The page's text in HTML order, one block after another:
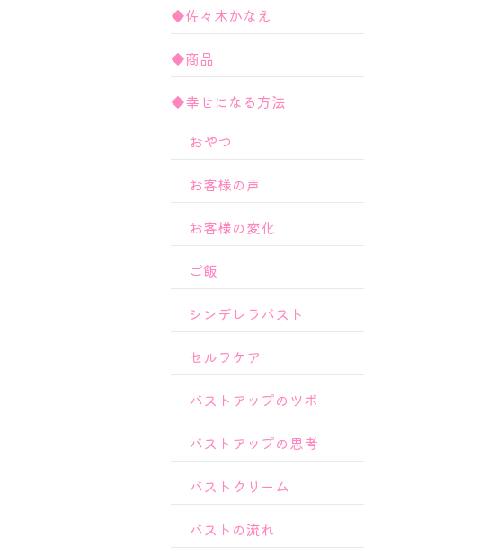
◆佐々木かなえ
◆商品
◆幸せになる方法
おやつ
お客様の声
お客様の変化
ご飯
シンデレラバスト
セルフケア
バストアップのツボ
バストアップの思考
バストクリーム
バストの流れ